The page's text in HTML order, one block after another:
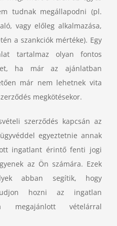
tudnak megállapodni (pl.
vagy előleg alkalmazása,
a szankciók mértéke). Egy
tartalmaz olyan fontos
ha már az ajánlatban
már nem lehetnek vita
megkötésekor.
szerződés kapcsán az
egyeztetnie annak
ingatlant érintő fenti jogi
az Ön számára. Ezek
abban segítik, hogy
hozni az ingatlan
megajánlott vételárral